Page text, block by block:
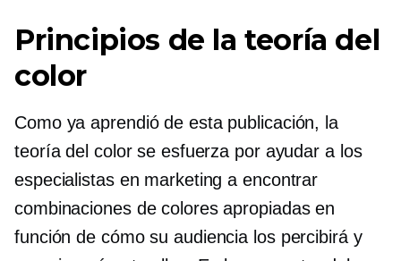
Principios de la teoría del
color
Como ya aprendió de esta publicación, la
teoría del color se esfuerza por ayudar a los
especialistas en marketing a encontrar
combinaciones de colores apropiadas en
función de cómo su audiencia los percibirá y